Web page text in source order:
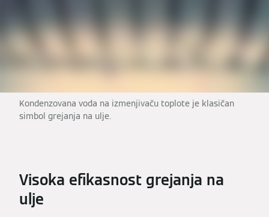
Kondenzovana voda na izmenjivaču toplote je klasičan
simbol grejanja na ulje.
Visoka efikasnost grejanja na
ulje